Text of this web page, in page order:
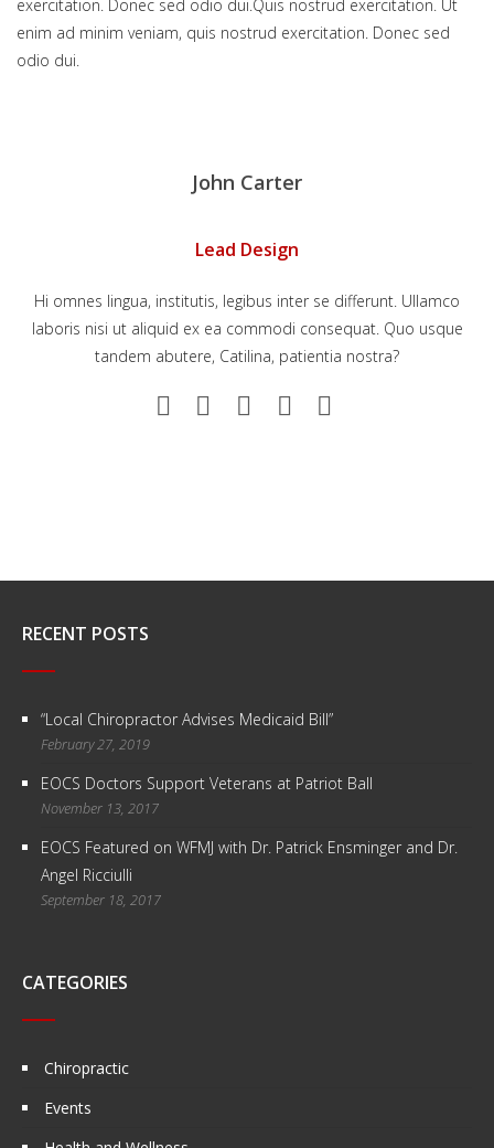
exercitation. Donec sed odio dui.Quis nostrud exercitation. Ut
enim ad minim veniam, quis nostrud exercitation. Donec sed
odio dui.
John Carter
Lead Design
Hi omnes lingua, institutis, legibus inter se differunt. Ullamco
laboris nisi ut aliquid ex ea commodi consequat. Quo usque
tandem abutere, Catilina, patientia nostra?
RECENT POSTS
“Local Chiropractor Advises Medicaid Bill”
February 27, 2019
EOCS Doctors Support Veterans at Patriot Ball
November 13, 2017
EOCS Featured on WFMJ with Dr. Patrick Ensminger and Dr.
Angel Ricciulli
September 18, 2017
CATEGORIES
Chiropractic
Events